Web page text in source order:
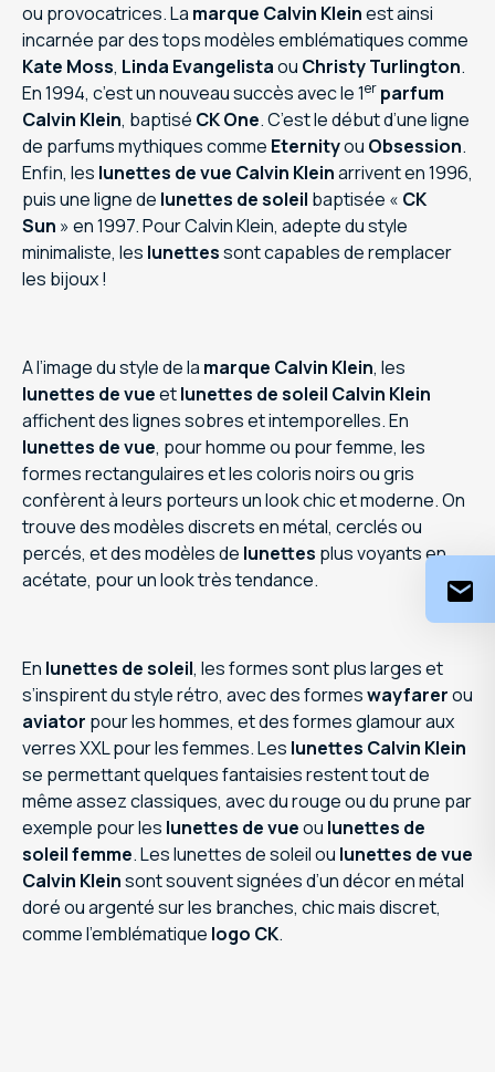
ou provocatrices. La marque Calvin Kleinest ainsi
incarnée par des tops modèles emblématiques comme
Kate Moss, Linda Evangelistaou Christy Turlington.
En 1994, c’est un nouveau succès avec le 1er parfum
Calvin Klein, baptisé CK One. C’est le début d’une ligne
de parfums mythiques comme Eternityou Obsession.
Enfin, les lunettes de vue Calvin Kleinarrivent en 1996,
puis une ligne de lunettes de soleil baptisée « CK
Sun » en 1997. Pour Calvin Klein, adepte du style
minimaliste, les lunettessont capables de remplacer
les bijoux !
A l’image du style de la marque Calvin Klein, les
lunettes de vueetlunettes de soleil Calvin Klein
affichent des lignes sobres et intemporelles. En
lunettes de vue, pour homme ou pour femme, les
formes rectangulaires et les coloris noirs ou gris
confèrent à leurs porteurs un look chic et moderne. On
trouve des modèles discrets en métal, cerclés ou
percés, et des modèles de lunettes plus voyants en
acétate, pour un look très tendance.
En lunettes de soleil, les formes sont plus larges et
s’inspirent du style rétro, avec des formeswayfarerou
aviator pour les hommes, et des formes glamour aux
verres XXL pour les femmes. Les lunettes Calvin Klein
se permettant quelques fantaisies restent tout de
même assez classiques, avec du rouge ou du prune par
exemple pour les lunettes de vueou lunettes de
soleil femme. Les lunettes de soleil ou lunettes de vue
Calvin Kleinsont souvent signées d’un décor en métal
doré ou argenté sur les branches, chic mais discret,
comme l’emblématique logo CK.